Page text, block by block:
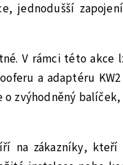
jednodušší
V rámci této akce
a adaptéru
o zvýhodněný
na zákazníky,